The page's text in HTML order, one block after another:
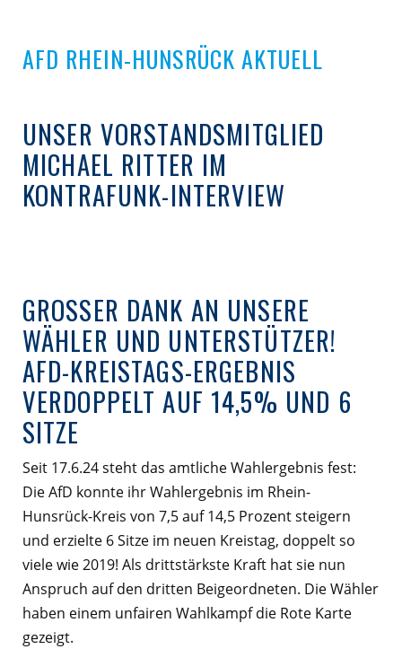
AFD RHEIN-HUNSRÜCK AKTUELL
UNSER VORSTANDSMITGLIED
MICHAEL RITTER IM
KONTRAFUNK-INTERVIEW
GROSSER DANK AN UNSERE W
ÄHLER UND UNTERSTÜTZER! A
FD-KREISTAGS-ERGEBNIS V
ERDOPPELT AUF 14,5% UND 6 S
ITZE
Seit 17.6.24 steht das amtliche Wahlergebnis fest:
Die AfD konnte ihr Wahlergebnis im Rhein-
Hunsrück-Kreis von 7,5 auf 14,5 Prozent steigern
und erzielte 6 Sitze im neuen Kreistag, doppelt so
viele wie 2019! Als drittstärkste Kraft hat sie nun
Anspruch auf den dritten Beigeordneten. Die Wähler
haben einem unfairen Wahlkampf die Rote Karte
gezeigt.